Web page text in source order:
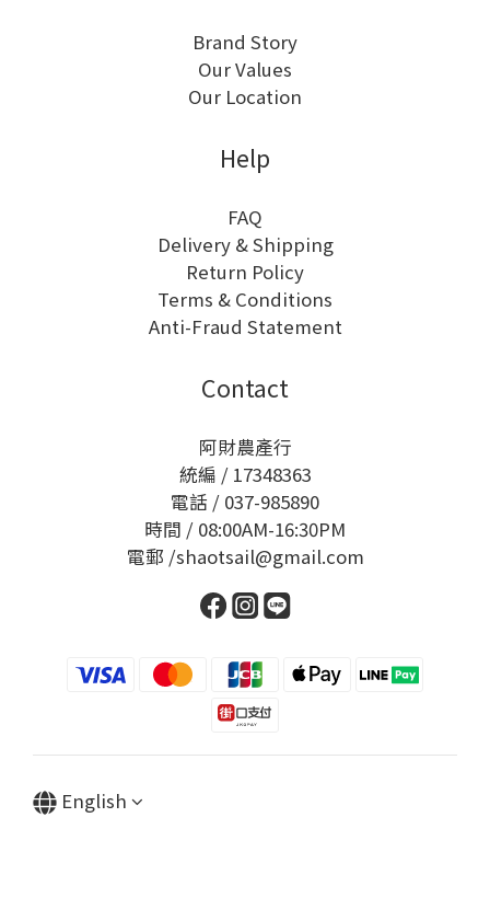
Brand Story
Our Values
Our Location
Help
FAQ
Delivery & Shipping
Return Policy
Terms & Conditions
Anti-Fraud Statement
Contact
阿財農產行
統編 / 17348363
電話 / 037-985890
時間 / 08:00AM-16:30PM
電郵 /shaotsail@gmail.com
English